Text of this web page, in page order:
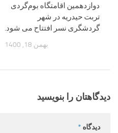
دوازدهمین اقامتگاه بوم‌گردی
تربت حیدریه در شهر
گردشگری نسر افتتاح می شود.
بهمن 18, 1400
دیدگاهتان را بنویسید
دیدگاه *